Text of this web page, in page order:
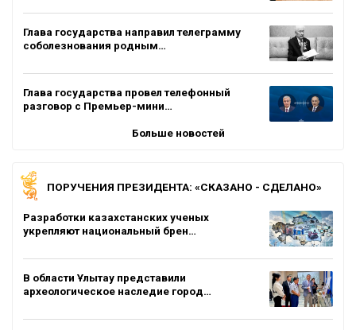
Глава государства направил телеграмму
соболезнования родным…
Глава государства провел телефонный
разговор с Премьер-мини…
Больше новостей
ПОРУЧЕНИЯ ПРЕЗИДЕНТА: «СКАЗАНО - СДЕЛАНО»
Разработки казахстанских ученых
укрепляют национальный брен…
В области Ұлытау представили
археологическое наследие город…